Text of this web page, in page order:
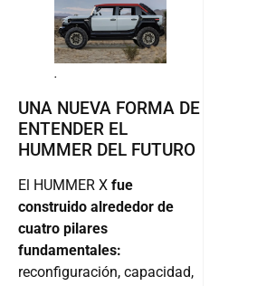
.
UNA NUEVA FORMA DE
ENTENDER EL
HUMMER DEL FUTURO
El HUMMER X fue
construido alrededor de
cuatro pilares
fundamentales:
reconfiguración, capacidad,